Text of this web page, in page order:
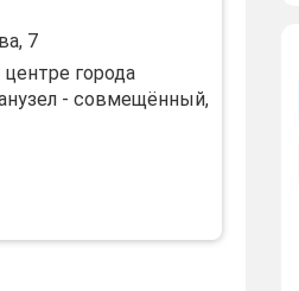
7
города
- совмещённый,